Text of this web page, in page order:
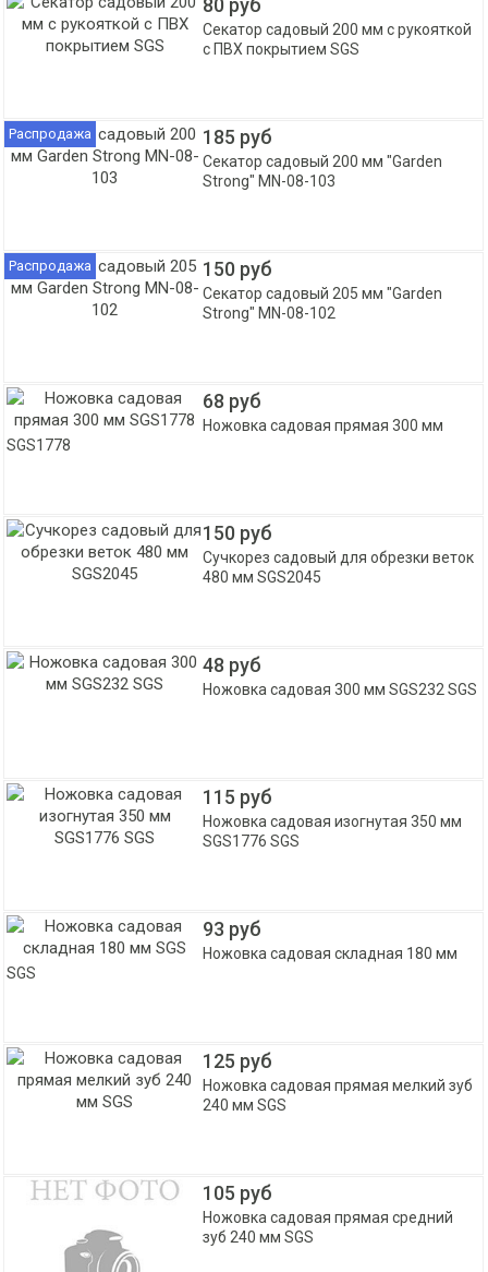
80 руб
Секатор садовый 200 мм с рукояткой
с ПВХ покрытием SGS
Распродажа 185 руб
Секатор садовый 200 мм "Garden
Strong" MN-08-103
Распродажа 150 руб
Секатор садовый 205 мм "Garden
Strong" MN-08-102
68 руб
Ножовка садовая прямая 300 мм
SGS1778
150 руб
Сучкорез садовый для обрезки веток
480 мм SGS2045
48 руб
Ножовка садовая 300 мм SGS232 SGS
115 руб
Ножовка садовая изогнутая 350 мм
SGS1776 SGS
93 руб
Ножовка садовая складная 180 мм
SGS
125 руб
Ножовка садовая прямая мелкий зуб
240 мм SGS
105 руб
Ножовка садовая прямая средний
зуб 240 мм SGS